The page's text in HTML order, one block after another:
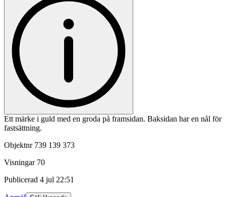
Ett märke i guld med en groda på framsidan. Baksidan har en nål för
fastsättning.
Objektnr 739 139 373
Visningar 70
Publicerad 4 jul 22:51